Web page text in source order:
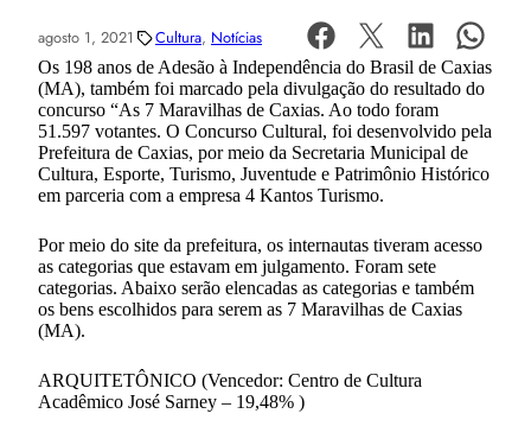
agosto 1, 2021 Cultura, Notícias
Os 198 anos de Adesão à Independência do Brasil de Caxias
(MA), também foi marcado pela divulgação do resultado do
concurso “As 7 Maravilhas de Caxias. Ao todo foram
51.597 votantes. O Concurso Cultural, foi desenvolvido pela
Prefeitura de Caxias, por meio da Secretaria Municipal de
Cultura, Esporte, Turismo, Juventude e Patrimônio Histórico
em parceria com a empresa 4 Kantos Turismo.
Por meio do site da prefeitura, os internautas tiveram acesso
as categorias que estavam em julgamento. Foram sete
categorias. Abaixo serão elencadas as categorias e também
os bens escolhidos para serem as 7 Maravilhas de Caxias
(MA).
ARQUITETÔNICO (Vencedor: Centro de Cultura
Acadêmico José Sarney – 19,48% )